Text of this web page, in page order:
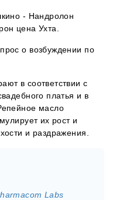
- Нандролон
цена Ухта.
о возбуждении по
в соответствии с
платья и в
масло
их рост и
и раздражения.
Labs